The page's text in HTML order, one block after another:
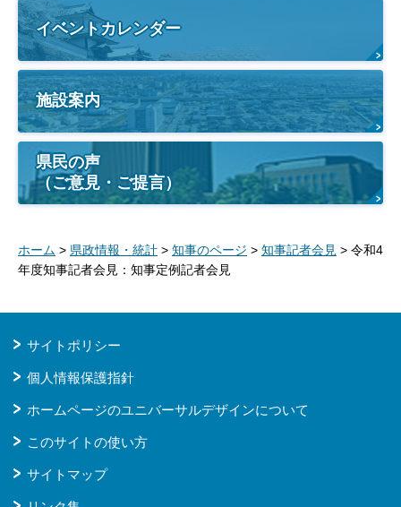
イベントカレンダー
施設案内
県民の声
（ご意見・ご提言）
ホーム > 県政情報・統計 > 知事のページ > 知事記者会見 > 令和4
年度知事記者会見：知事定例記者会見
サイトポリシー
個人情報保護指針
ホームページのユニバーサルデザインについて
このサイトの使い方
サイトマップ